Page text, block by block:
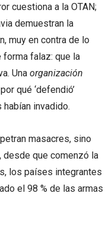
cuestiona a la OTAN;
demuestran la
muy en contra de lo
falaz: que la
Una organización
qué ‘defendió’
invadido.
masacres, sino
desde que comenzó la
los países integrantes
el 98 % de las armas